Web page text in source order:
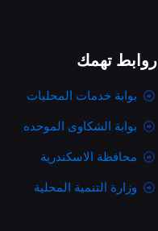
روابط تهمك
بوابة خدمات المحليات
بوابة الشكاوى الموحده
محافظة الاسكندرية
وزارة التنمية المحلية